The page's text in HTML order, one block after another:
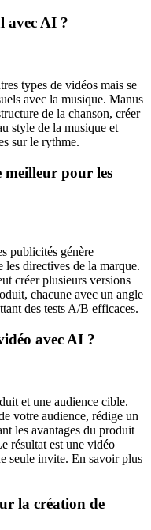
avec AI ?
types de vidéos mais se
avec la musique. Manus
de la chanson, créer
style de la musique et
sur le rythme.
meilleur pour les
publicités génère
les directives de la marque.
créer plusieurs versions
chacune avec un angle
des tests A/B efficaces.
avec AI ?
et une audience cible.
votre audience, rédige un
les avantages du produit
résultat est une vidéo
seule invite. En savoir plus
la création de